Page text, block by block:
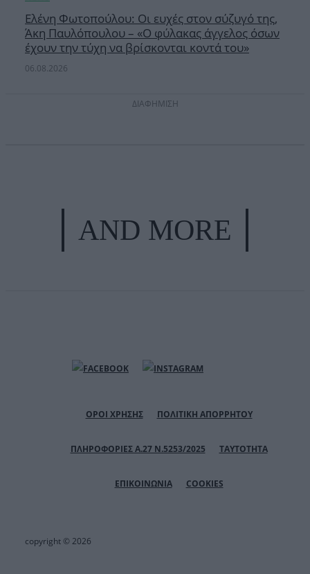
Ελένη Φωτοπούλου: Οι ευχές στον σύζυγό της,
Άκη Παυλόπουλου – «Ο φύλακας άγγελος όσων
έχουν την τύχη να βρίσκονται κοντά του»
06.08.2026
ΔΙΑΦΗΜΙΣΗ
AND MORE
ΟΡΟΙ ΧΡΗΣΗΣ ΠΟΛΙΤΙΚΗ ΑΠΟΡΡΗΤΟΥ
ΠΛΗΡΟΦΟΡΙΕΣ Α.27 Ν.5253/2025 ΤΑΥΤΟΤΗΤΑ
ΕΠΙΚΟΙΝΩΝΙΑ COOKIES
copyright © 2026